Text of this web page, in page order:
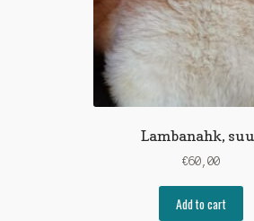
Lambanahk,
€60,00
Add to cart